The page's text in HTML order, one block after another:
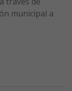
municipal a